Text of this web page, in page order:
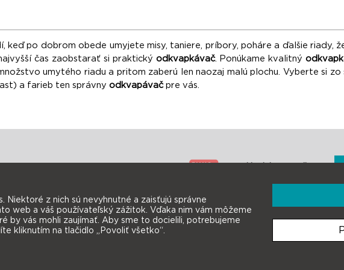
keď po dobrom obede umyjete misy, taniere, príbory, poháre a ďalšie riady,
čas zaobstarať si praktický odkvapkávač. Ponúkame kvalitný
umytého riadu a pritom zaberú len naozaj malú plochu. Vyberte si
a farieb ten správny odkvapávačpre vás.
otázky
Niektoré z nich sú nevyhnutné a zaisťujú správne
web a váš používateľský zážitok. Vďaka nim vám môžeme
by vás mohli zaujímať. Aby sme to docielili, potrebujeme
kliknutím na tlačidlo „Povoliť všetko“.